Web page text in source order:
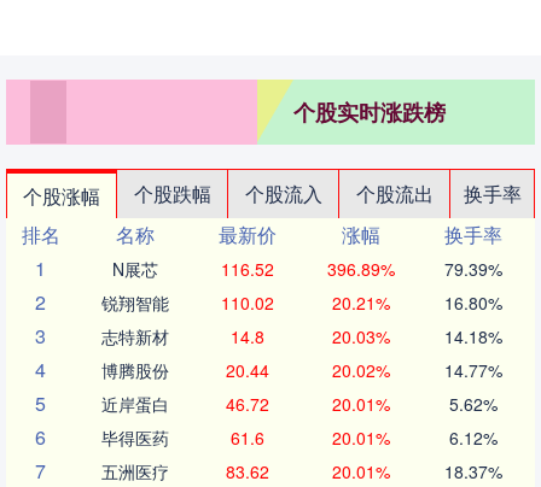
个股实时涨跌榜
个股涨幅 个股跌幅 个股流入 个股流出
换手率
排名
名称 最新价 涨幅
换手率
1
N展芯 116.52 396.89% 79.39%
2 锐翔智能 110.02 20.21% 16.80%
3 志特新材 14.8 20.03% 14.18%
4 博腾股份 20.44 20.02% 14.77%
5 近岸蛋白 46.72 20.01% 5.62%
6 毕得医药 61.6 20.01% 6.12%
7 五洲医疗 83.62 20.01% 18.37%